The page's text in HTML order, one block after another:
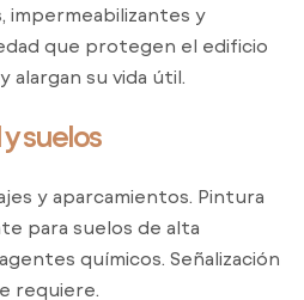
impermeabilizantes y
que protegen el edificio
su vida útil.
suelos
y aparcamientos. Pintura
para suelos de alta
químicos. Señalización
requiere.